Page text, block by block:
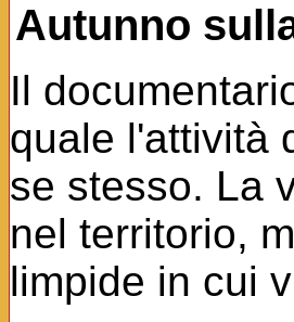
Autunno
Il
quale l'attività
se stesso. La
nel territorio,
limpide in cui